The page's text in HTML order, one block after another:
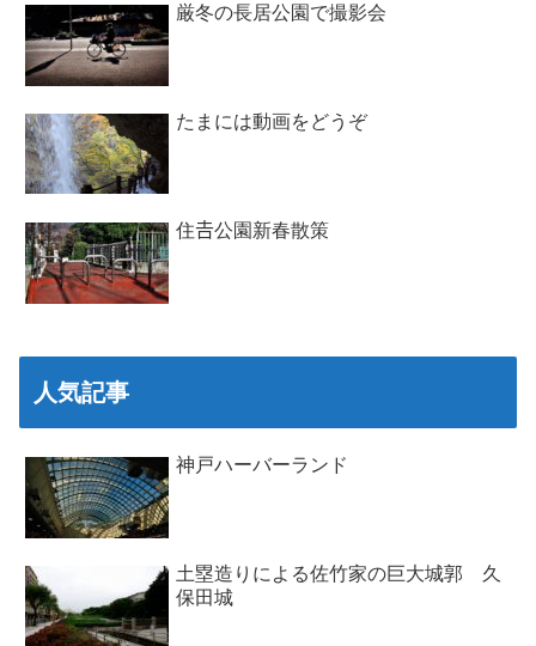
厳冬の長居公園で撮影会
たまには動画をどうぞ
住𠮷公園新春散策
人気記事
神戸ハーバーランド
土塁造りによる佐竹家の巨大城郭 久
保田城